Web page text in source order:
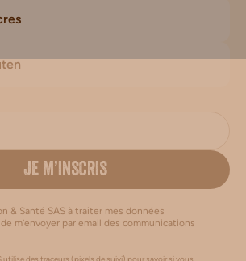
JE M’INSCRIS
& Santé SAS à traiter mes données
m’envoyer par email des communications